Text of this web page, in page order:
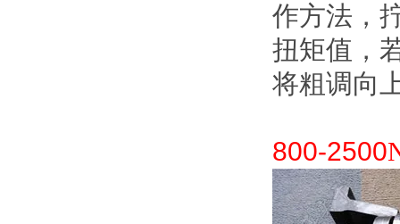
作方法
扭矩值
将粗调向上
800-2500